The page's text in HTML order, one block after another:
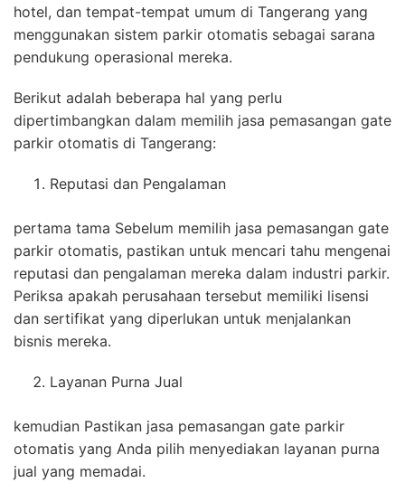
hotel, dan tempat-tempat umum di Tangerang yang
menggunakan sistem parkir otomatis sebagai sarana
pendukung operasional mereka.
Berikut adalah beberapa hal yang perlu
dipertimbangkan dalam memilih jasa pemasangan gate
parkir otomatis di Tangerang:
Reputasi dan Pengalaman
pertama tama Sebelum memilih jasa pemasangan gate
parkir otomatis, pastikan untuk mencari tahu mengenai
reputasi dan pengalaman mereka dalam industri parkir.
Periksa apakah perusahaan tersebut memiliki lisensi
dan sertifikat yang diperlukan untuk menjalankan
bisnis mereka.
Layanan Purna Jual
kemudian Pastikan jasa pemasangan gate parkir
otomatis yang Anda pilih menyediakan layanan purna
jual yang memadai.